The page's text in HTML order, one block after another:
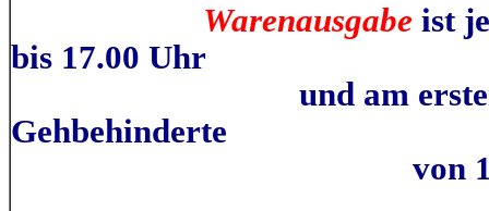
Warenausgabe ist
bis 17.00 Uhr
und am ersten
Gehbehinderte
von 15.00 bis